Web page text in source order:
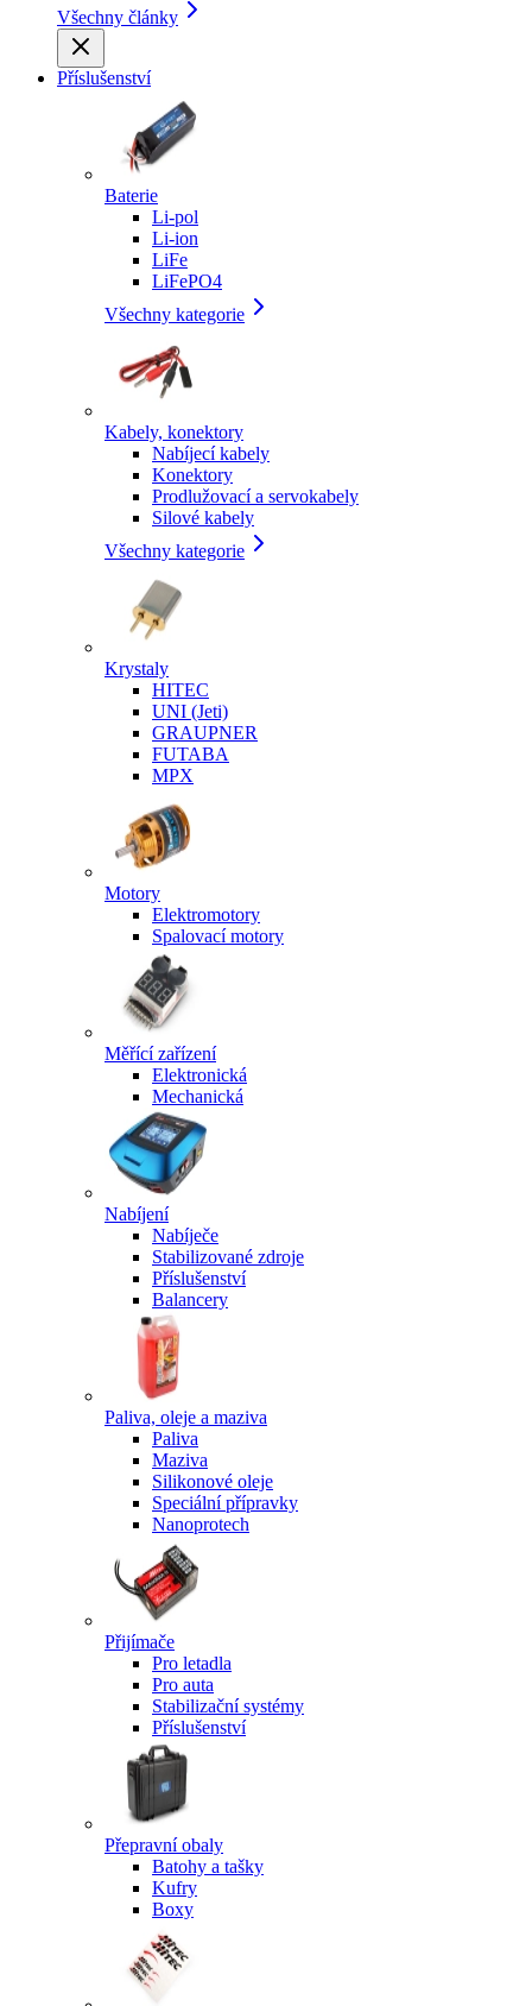
Všechny články
Příslušenství
Baterie
Li-pol
Li-ion
LiFe
LiFePO4
Všechny kategorie
Kabely, konektory
Nabíjecí kabely
Konektory
Prodlužovací a servokabely
Silové kabely
Všechny kategorie
Krystaly
HITEC
UNI (Jeti)
GRAUPNER
FUTABA
MPX
Motory
Elektromotory
Spalovací motory
Měřící zařízení
Elektronická
Mechanická
Nabíjení
Nabíječe
Stabilizované zdroje
Příslušenství
Balancery
Paliva, oleje a maziva
Paliva
Maziva
Silikonové oleje
Speciální přípravky
Nanoprotech
Přijímače
Pro letadla
Pro auta
Stabilizační systémy
Příslušenství
Přepravní obaly
Batohy a tašky
Kufry
Boxy